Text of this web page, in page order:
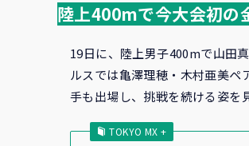
陸上400mで今大会初の
19日に、陸上男子400mで山田
ルスでは亀澤理穂・木村亜美
手も出場し、挑戦を続ける姿を
TOKYO MX +